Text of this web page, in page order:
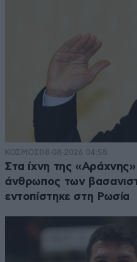
ΚΟΣΜΟΣ08·08·2026 04:58
Στα ίχνη της
άνθρωπος των
εντοπίστηκε στη Ρωσία